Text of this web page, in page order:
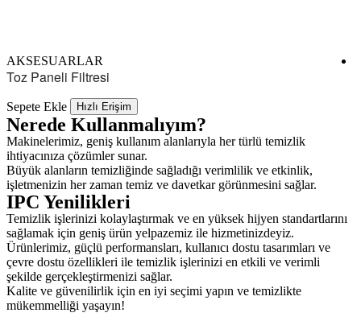
AKSESUARLAR
Toz Paneli Filtresi
Sepete Ekle Hızlı Erişim
Nerede Kullanmalıyım?
Makinelerimiz, geniş kullanım alanlarıyla her türlü temizlik
ihtiyacınıza çözümler sunar.
Büyük alanların temizliğinde sağladığı verimlilik ve etkinlik,
işletmenizin her zaman temiz ve davetkar görünmesini sağlar.
IPC Yenilikleri
Temizlik işlerinizi kolaylaştırmak ve en yüksek hijyen standartlarını
sağlamak için geniş ürün yelpazemiz ile hizmetinizdeyiz.
Ürünlerimiz, güçlü performansları, kullanıcı dostu tasarımları ve
çevre dostu özellikleri ile temizlik işlerinizi en etkili ve verimli
şekilde gerçekleştirmenizi sağlar.
Kalite ve güvenilirlik için en iyi seçimi yapın ve temizlikte
mükemmelliği yaşayın!